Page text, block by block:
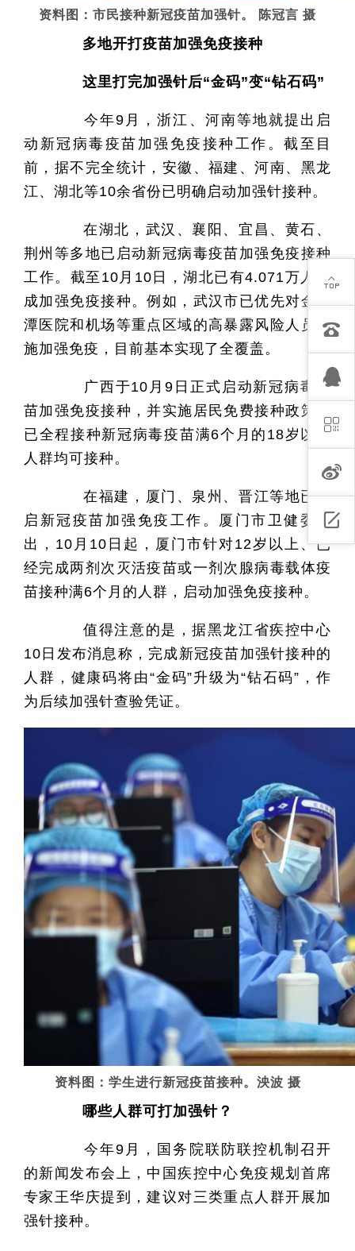
资料图：市民接种新冠疫苗加强针。 陈冠言 摄
多地开打疫苗加强免疫接种
这里打完加强针后“金码”变“钻石码”
今年9月，浙江、河南等地就提出启
动新冠病毒疫苗加强免疫接种工作。截至目
前，据不完全统计，安徽、福建、河南、黑龙
江、湖北等10余省份已明确启动加强针接种。
在湖北，武汉、襄阳、宜昌、黄石、
荆州等多地已启动新冠病毒疫苗加强免疫接种
工作。截至10月10日，湖北已有4.071万人完
成加强免疫接种。例如，武汉市已优先对金银
潭医院和机场等重点区域的高暴露风险人员实
施加强免疫，目前基本实现了全覆盖。
广西于10月9日正式启动新冠病毒疫
苗加强免疫接种，并实施居民免费接种政策，
已全程接种新冠病毒疫苗满6个月的18岁以上
人群均可接种。
在福建，厦门、泉州、晋江等地已开
启新冠疫苗加强免疫工作。厦门市卫健委提
出，10月10日起，厦门市针对12岁以上、已
经完成两剂次灭活疫苗或一剂次腺病毒载体疫
苗接种满6个月的人群，启动加强免疫接种。
值得注意的是，据黑龙江省疾控中心
10日发布消息称，完成新冠疫苗加强针接种的
人群，健康码将由“金码”升级为“钻石码”，作
为后续加强针查验凭证。
资料图：学生进行新冠疫苗接种。泱波 摄
哪些人群可打加强针？
今年9月，国务院联防联控机制召开
的新闻发布会上，中国疾控中心免疫规划首席
专家王华庆提到，建议对三类重点人群开展加
强针接种。